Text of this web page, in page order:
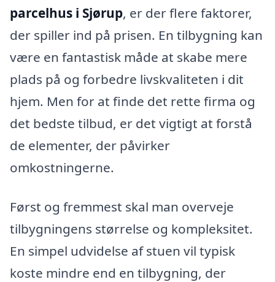
parcelhus i Sjørup, er der flere faktorer,
der spiller ind på prisen. En tilbygning kan
være en fantastisk måde at skabe mere
plads på og forbedre livskvaliteten i dit
hjem. Men for at finde det rette firma og
det bedste tilbud, er det vigtigt at forstå
de elementer, der påvirker
omkostningerne.
Først og fremmest skal man overveje
tilbygningens størrelse og kompleksitet.
En simpel udvidelse af stuen vil typisk
koste mindre end en tilbygning, der